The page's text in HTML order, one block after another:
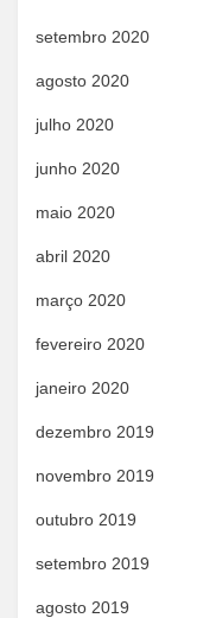
setembro 2020
agosto 2020
julho 2020
junho 2020
maio 2020
abril 2020
março 2020
fevereiro 2020
janeiro 2020
dezembro 2019
novembro 2019
outubro 2019
setembro 2019
agosto 2019